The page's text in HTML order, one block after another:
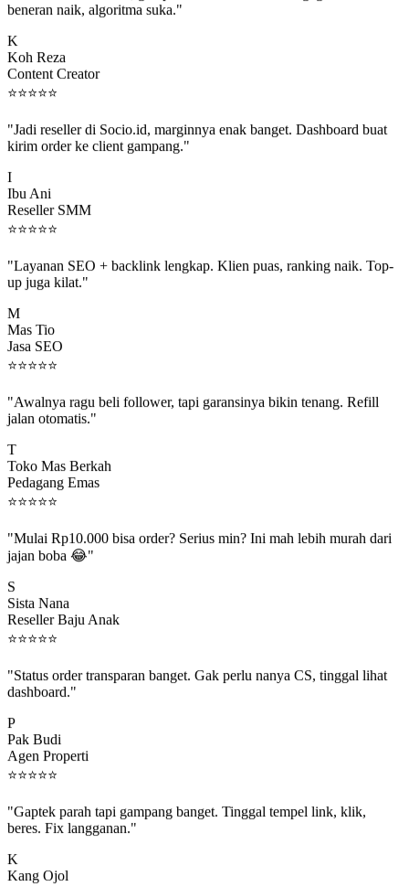
Koh Reza
Content Creator
⭐⭐⭐⭐⭐
kirim order ke client gampang."
Ibu Ani
Reseller SMM
⭐⭐⭐⭐⭐
up juga kilat."
Mas Tio
Jasa SEO
⭐⭐⭐⭐⭐
jalan otomatis."
Toko Mas Berkah
Pedagang Emas
⭐⭐⭐⭐⭐
jajan boba 😂"
Sista Nana
Reseller Baju Anak
⭐⭐⭐⭐⭐
dashboard."
Pak Budi
Agen Properti
⭐⭐⭐⭐⭐
beres. Fix langganan."
Kang Ojol
Sampingan Jualan